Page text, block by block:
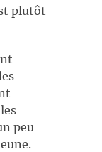
plutôt
peu